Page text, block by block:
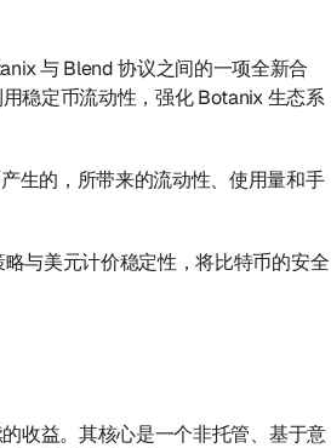
与 Blend 协议之间的一项全新合
稳定币流动性，强化 Botanix 生态系
生的，所带来的流动性、使用量和手
与美元计价稳定性，将比特币的安全
收益。其核心是一个非托管、基于意